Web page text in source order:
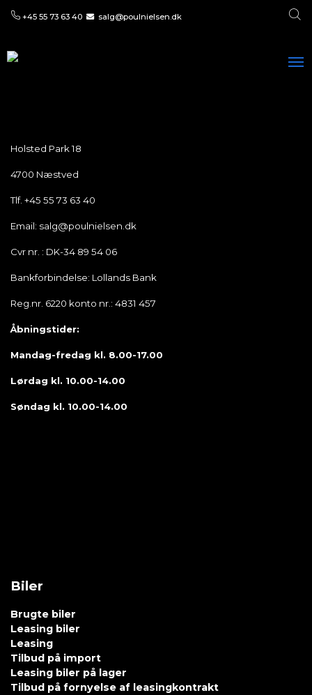
+45 55 73 63 40 salg@poulnielsen.dk
Holsted Park 18
4700 Næstved
Tlf. +45 55 73 63 40
Email: salg@poulnielsen.dk
Cvr nr. : DK-34 89 54 06
Bankforbindelse: Lollands Bank
Reg.nr. 6220 konto nr.: 4831 457
Åbningstider:
Mandag-fredag kl. 8.00-17.00
Lørdag kl. 10.00-14.00
Søndag kl. 10.00-14.00
Biler
Brugte biler
Leasing biler
Leasing
Tilbud på import
Leasing biler på lager
Tilbud på fornyelse af leasingkontrakt